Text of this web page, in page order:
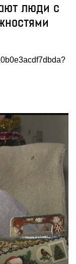
люди с